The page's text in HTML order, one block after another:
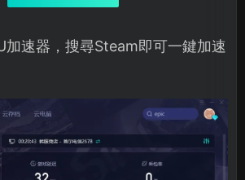
加速器，搜尋Steam即可一鍵加速